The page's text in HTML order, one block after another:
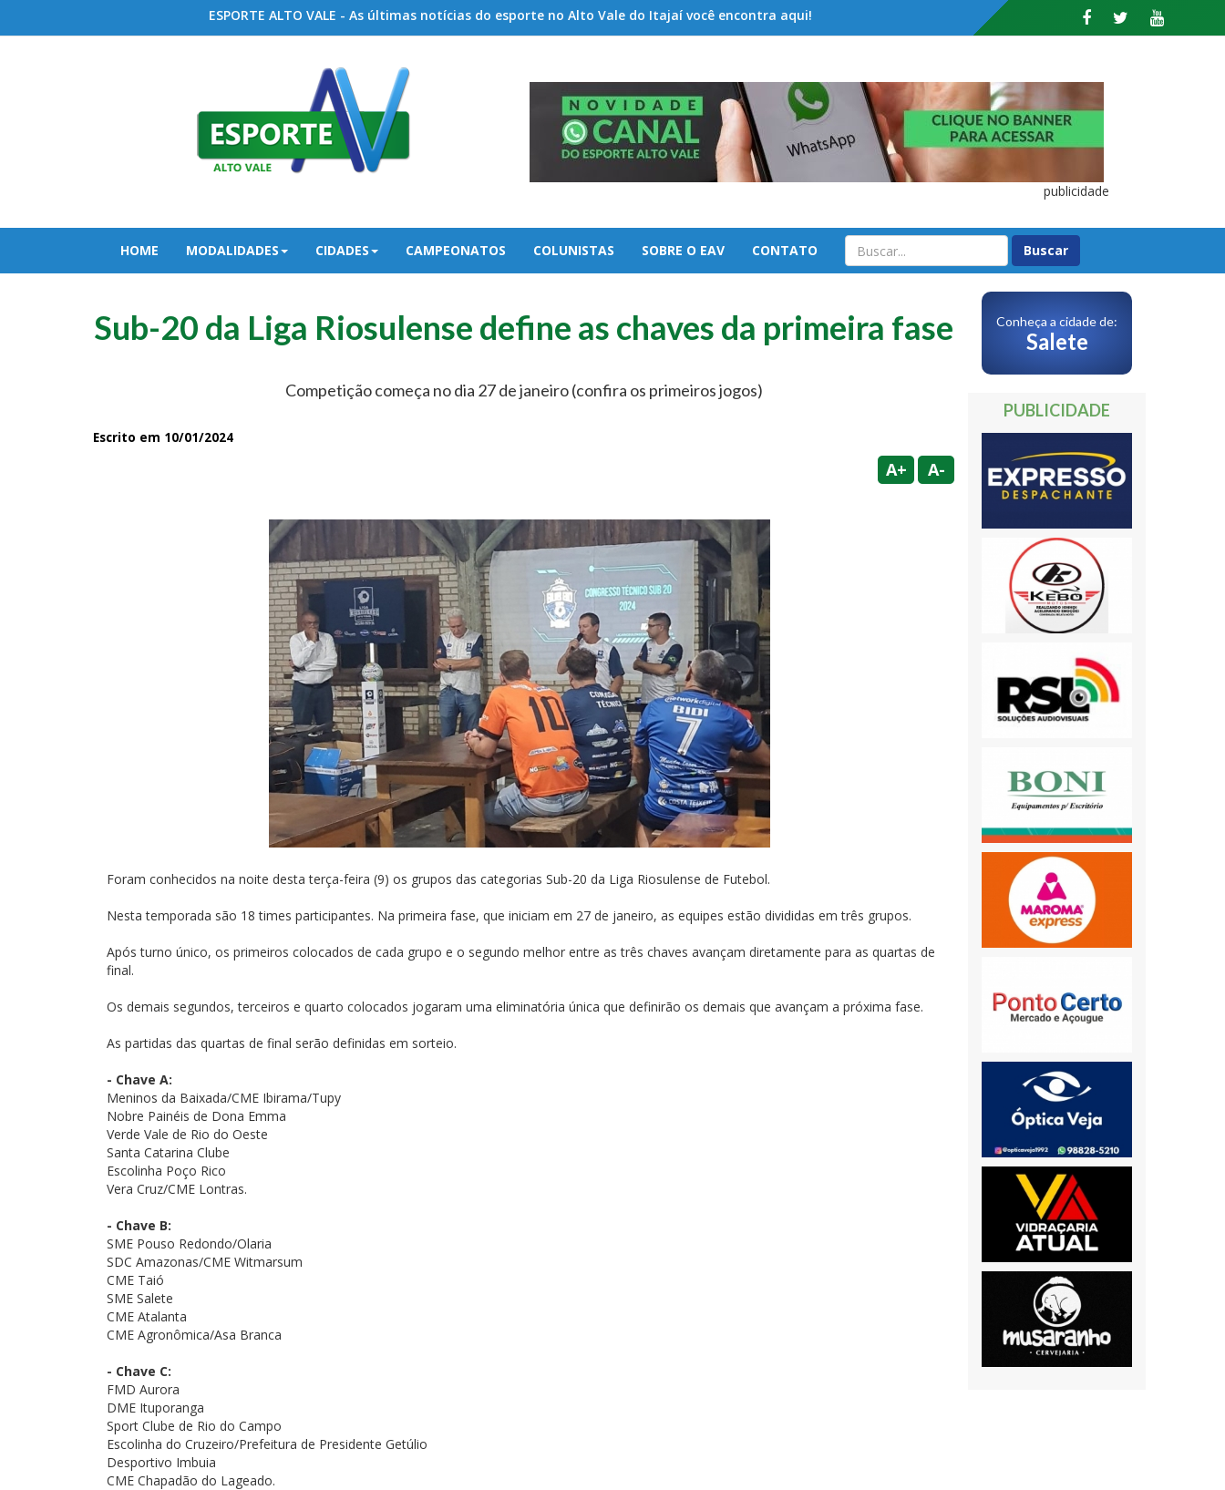
ESPORTE ALTO VALE - As últimas notícias do esporte no Alto Vale do Itajaí você encontra aqui!
publicidade
HOME MODALIDADES CIDADES CAMPEONATOS COLUNISTAS SOBRE O EAV CONTATO
Sub-20 da Liga Riosulense define as chaves da primeira fase
Competição começa no dia 27 de janeiro (confira os primeiros jogos)
Escrito em 10/01/2024
A+ A-
Foram conhecidos na noite desta terça-feira (9) os grupos das categorias Sub-20 da Liga Riosulense de Futebol.
Nesta temporada são 18 times participantes. Na primeira fase, que iniciam em 27 de janeiro, as equipes estão divididas em três grupos.
Após turno único, os primeiros colocados de cada grupo e o segundo melhor entre as três chaves avançam diretamente para as quartas de
final.
Os demais segundos, terceiros e quarto colocados jogaram uma eliminatória única que definirão os demais que avançam a próxima fase.
As partidas das quartas de final serão definidas em sorteio.
- Chave A:
Meninos da Baixada/CME Ibirama/Tupy
Nobre Painéis de Dona Emma
Verde Vale de Rio do Oeste
Santa Catarina Clube
Escolinha Poço Rico
Vera Cruz/CME Lontras.
- Chave B:
SME Pouso Redondo/Olaria
SDC Amazonas/CME Witmarsum
CME Taió
SME Salete
CME Atalanta
CME Agronômica/Asa Branca
- Chave C:
FMD Aurora
DME Ituporanga
Sport Clube de Rio do Campo
Escolinha do Cruzeiro/Prefeitura de Presidente Getúlio
Desportivo Imbuia
CME Chapadão do Lageado.
Conheça a cidade de:
Salete
PUBLICIDADE